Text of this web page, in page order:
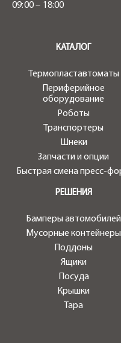
09:00 – 18:00
КАТАЛОГ
Термопластавтоматы
Периферийное
оборудование
Роботы
Транспортеры
Шнеки
Запчасти и опции
Быстрая смена пресс-
РЕШЕНИЯ
Бамперы автомобилей
Мусорные контейнеры
Поддоны
Ящики
Посуда
Крышки
Тара